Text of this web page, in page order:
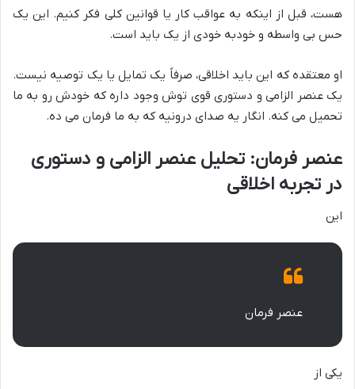
هست، قبل از اینکه به عواقب کار یا قوانین کلی فکر کنیم. این یک
حس بی واسطه و خودبه خودی از یک باید است.
او معتقده که این باید اخلاقی، صرفاً یک تمایل یا یک توصیه نیست.
یک عنصر الزامی و دستوری قوی توش وجود داره که خودش رو به ما
تحمیل می کنه. انگار یه صدای درونیه که به ما فرمان می ده.
عنصر فرمان: تحلیل عنصر الزامی و دستوری
در تجربه اخلاقی
این
عنصر فرمان
یکی از